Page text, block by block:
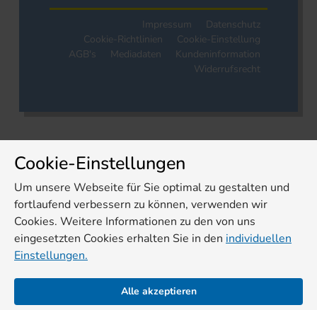
Impressum
Datenschutz
Cookie-Richtlinien
Cookie-Einstellung
AGB's
Mediadaten
Kundeninformation
Widerrufsrecht
Cookie-Einstellungen
Um unsere Webseite für Sie optimal zu gestalten und
fortlaufend verbessern zu können, verwenden wir
Cookies. Weitere Informationen zu den von uns
eingesetzten Cookies erhalten Sie in den individuellen
Einstellungen.
Alle akzeptieren